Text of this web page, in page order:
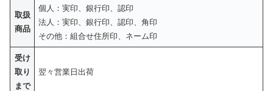
取扱
商品
個人：実印、銀行印、認印
法人：実印、銀行印、認印、角印
その他：組合せ住所印、ネーム印
受け
取り
まで
翌々営業日出荷